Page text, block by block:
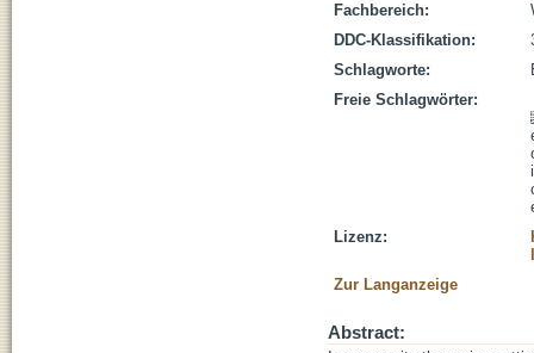
Fachbereich:
DDC-Klassifikation:
Schlagworte:
Freie Schlagwörter:
Lizenz:
Zur Langanzeige
Abstract: